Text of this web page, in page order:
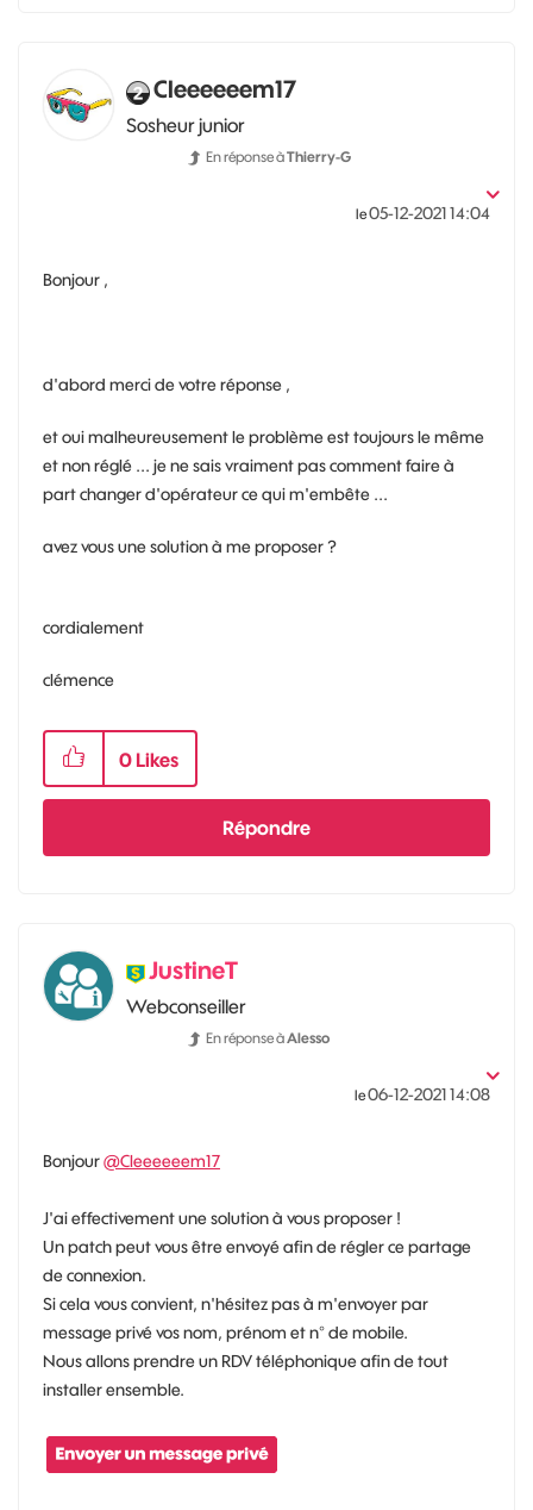
Cleeeeeem17
Sosheur junior
En réponse àThierry-G
le‎05-12-202114:04
Bonjour ,
d'abord merci de votre réponse ,
et oui malheureusement le problème est toujours le même
et non réglé ... je ne sais vraiment pas comment faire à
part changer d'opérateur ce qui m'embête ...
avez vous une solution à me proposer ?
cordialement
clémence
0 Likes
Répondre
JustineT
Webconseiller
En réponse àAlesso
le‎06-12-202114:08
Bonjour@Cleeeeeem17
J'ai effectivement une solution à vous proposer !
Un patch peut vous être envoyé afin de régler ce partage
de connexion.
Si cela vous convient, n'hésitez pas à m'envoyer par
message privé vos nom, prénom et n° de mobile.
Nous allons prendre un RDV téléphonique afin de tout
installer ensemble.